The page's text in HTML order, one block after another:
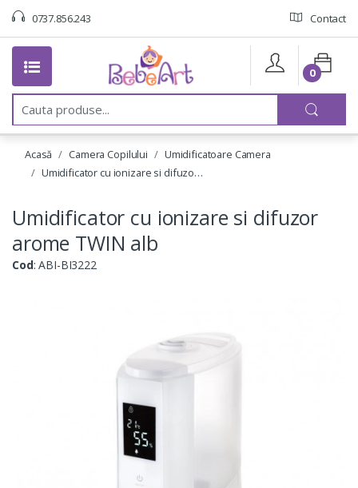
0737.856.243 Contact
C
u
0
Acasă Camera Copilului
Umidificatoare Camera
Umidificator cu ionizare si difuzo…
Umidificator cu ionizare si difuzor
arome TWIN alb
Cod: ABI-BI3222